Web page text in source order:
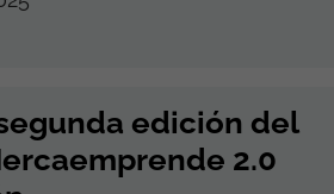
edición del
2.0